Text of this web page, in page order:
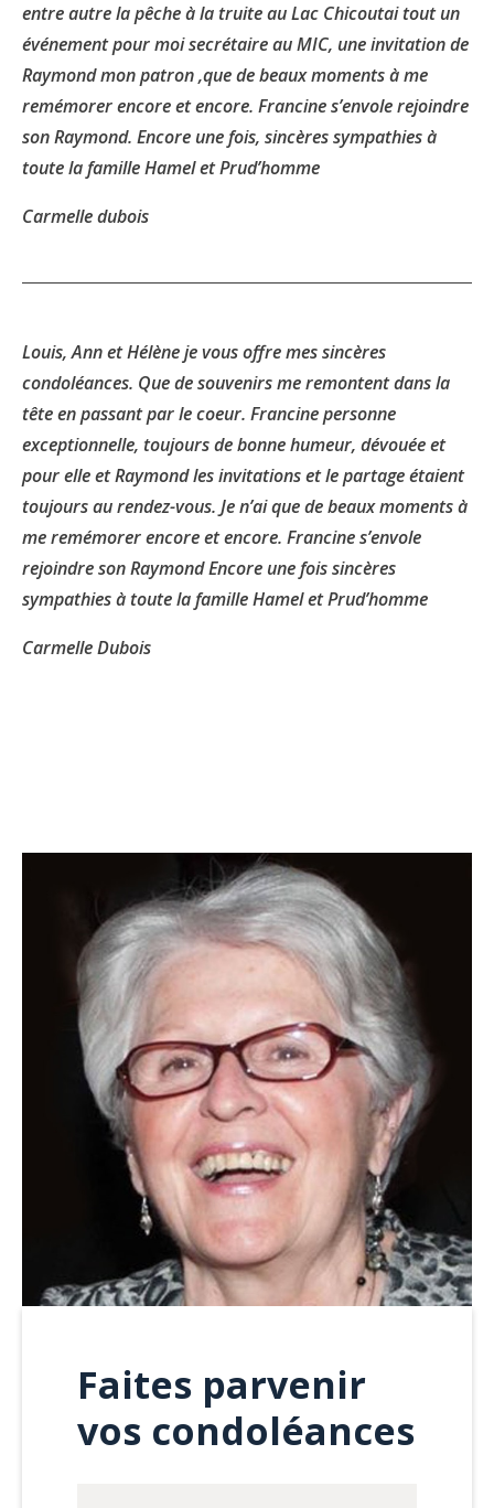
Faites parvenir
vos condoléances
entre autre la pêche à la truite au Lac Chicoutai tout un
événement pour moi secrétaire au MIC, une invitation de
Raymond mon patron ,que de beaux moments à me
remémorer encore et encore. Francine s’envole rejoindre
son Raymond. Encore une fois, sincères sympathies à
toute la famille Hamel et Prud’homme
Carmelle dubois
Louis, Ann et Hélène je vous offre mes sincères
condoléances. Que de souvenirs me remontent dans la
tête en passant par le coeur. Francine personne
exceptionnelle, toujours de bonne humeur, dévouée et
pour elle et Raymond les invitations et le partage étaient
toujours au rendez-vous. Je n’ai que de beaux moments à
me remémorer encore et encore. Francine s’envole
rejoindre son Raymond Encore une fois sincères
sympathies à toute la famille Hamel et Prud’homme
Carmelle Dubois